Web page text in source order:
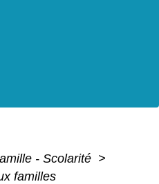
- Scolarité >
familles